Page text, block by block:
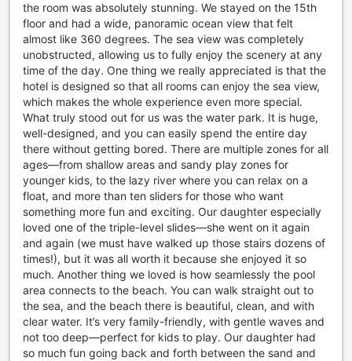
Centara Grand Mirage Beach Resort Pattaya erbjuder en
rad utmärkta transportfaciliteter som gör din vistelse både
bekväm och oförglömlig. Resorten tillhandahåller en smidig
flygtransfer, så du enkelt kan ta dig till och från den
närliggande flygplatsen utan krångel. Dessutom finns det
en omfattande shuttleservice som gör det möjligt för
gästerna att utforska Pattaya och dess omgivningar utan
att behöva oroa sig för transport. För dem som föredrar att
ta sig runt på egen hand finns det också en taxi-service
tillgänglig, vilket ger ytterligare flexibilitet för att upptäcka
området i din egen takt.
För dem som reser med bil erbjuder Centara Grand Mirage
Beach Resort Pattaya en gratis parkering på plats, vilket
gör det enkelt att parkera ditt fordon utan extra kostnad.
Resortens valet-tjänst säkerställer att din bil tas om hand
på bästa sätt, så att du kan fokusera på att njuta av din
semester. Med dessa transportalternativ kan du vara säker
på att alla dina behov tillgodoses, vilket gör din vistelse
ännu mer avkopplande och njutbar.
Rumfaciliteter på Centara Grand Mirage Beach Resort
Pattaya
the room was absolutely stunning. We stayed on the 15th
floor and had a wide, panoramic ocean view that felt
almost like 360 degrees. The sea view was completely
unobstructed, allowing us to fully enjoy the scenery at any
time of the day. One thing we really appreciated is that the
hotel is designed so that all rooms can enjoy the sea view,
which makes the whole experience even more special.
What truly stood out for us was the water park. It is huge,
well-designed, and you can easily spend the entire day
there without getting bored. There are multiple zones for all
ages—from shallow areas and sandy play zones for
younger kids, to the lazy river where you can relax on a
float, and more than ten sliders for those who want
something more fun and exciting. Our daughter especially
loved one of the triple-level slides—she went on it again
and again (we must have walked up those stairs dozens of
times!), but it was all worth it because she enjoyed it so
much. Another thing we loved is how seamlessly the pool
area connects to the beach. You can walk straight out to
the sea, and the beach there is beautiful, clean, and with
clear water. It’s very family-friendly, with gentle waves and
not too deep—perfect for kids to play. Our daughter had
so much fun going back and forth between the sand and